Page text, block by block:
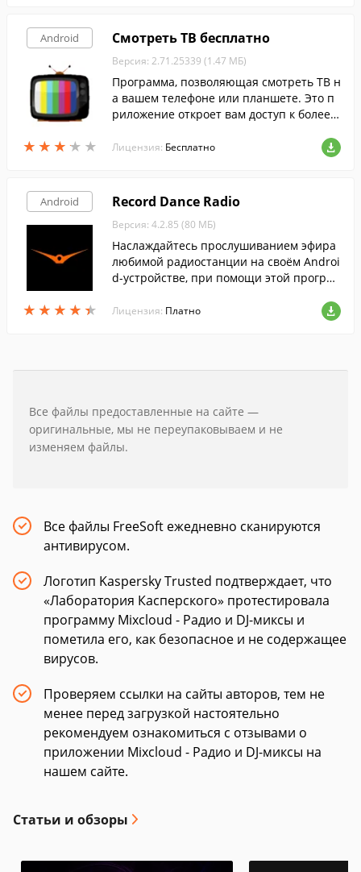
Android
★ ★ ★ ★ ★
★ ★ ★ ★ ★
Смотреть ТВ бесплатно
Версия: 2.71.25339 (1.47 МБ)
Программа, позволяющая смотреть ТВ н
а вашем телефоне или планшете. Это п
риложение откроет вам доступ к более ч
ьмы, игры, мультфильмы, новости и мно
Лицензия: Бесплатно
Android
★ ★ ★ ★ ★
★ ★ ★ ★ ★
Record Dance Radio
Версия: 4.2.85 (80 МБ)
Наслаждайтесь прослушиванием эфира
любимой радиостанции на своём Androi
d-устройстве, при помощи этой програм
Лицензия: Платно
Все файлы предоставленные на сайте —
оригинальные, мы не переупаковываем и не
изменяем файлы.
Все файлы FreeSoft ежедневно сканируются
антивирусом.
Логотип Kaspersky Trusted подтверждает, что
«Лаборатория Касперского» протестировала
программу Mixcloud - Радио и DJ-миксы и
пометила его, как безопасное и не содержащее
вирусов.
Проверяем ссылки на сайты авторов, тем не
менее перед загрузкой настоятельно
рекомендуем ознакомиться с отзывами о
приложении Mixcloud - Радио и DJ-миксы на
нашем сайте.
Статьи и обзоры